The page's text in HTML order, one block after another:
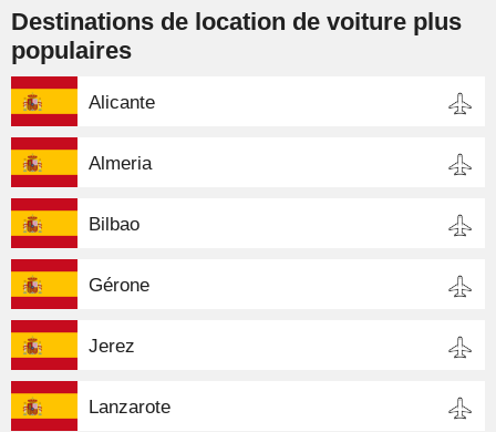
Destinations de location de voiture plus
populaires
Alicante
Almeria
Bilbao
Gérone
Jerez
Lanzarote